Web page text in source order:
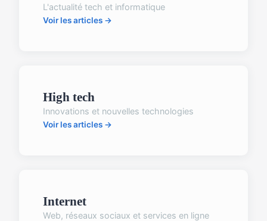
L'actualité tech et informatique
Voir les articles →
High tech
Innovations et nouvelles technologies
Voir les articles →
Internet
Web, réseaux sociaux et services en ligne